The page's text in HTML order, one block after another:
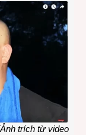
trích từ video